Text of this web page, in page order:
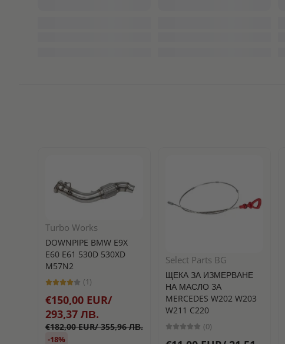
Turbo Works
DOWNPIPE BMW E9X
E60 E61 530D 530XD
M57N2
(1)
€150,00 EUR/
293,37 ЛВ.
€182,00 EUR/ 355,96 ЛВ.
-18%
Select Parts BG
ЩЕКА ЗА ИЗМЕРВАНЕ
НА МАСЛО ЗА
MERCEDES W202 W203
W211 C220
(0)